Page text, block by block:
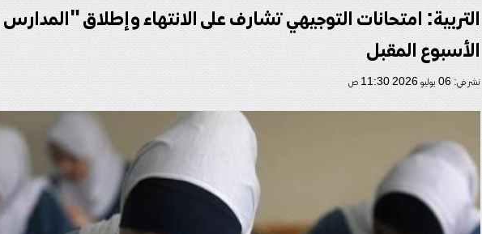
التربية: امتحانات التوجيهي تشارف على الانتهاء وإطلاق
الأسبوع المقبل
نشر في: 06 يوليو 2026 11:30 ص